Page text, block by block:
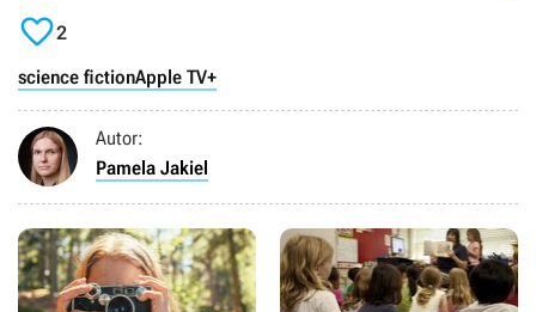
2
science fictionApple TV+
Autor:
Pamela Jakiel